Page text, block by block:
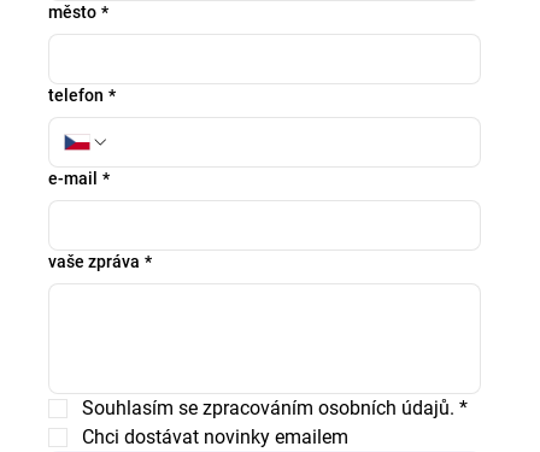
město *
telefon *
e-mail *
vaše zpráva *
Souhlasím se zpracováním osobních údajů. *
Chci dostávat novinky emailem